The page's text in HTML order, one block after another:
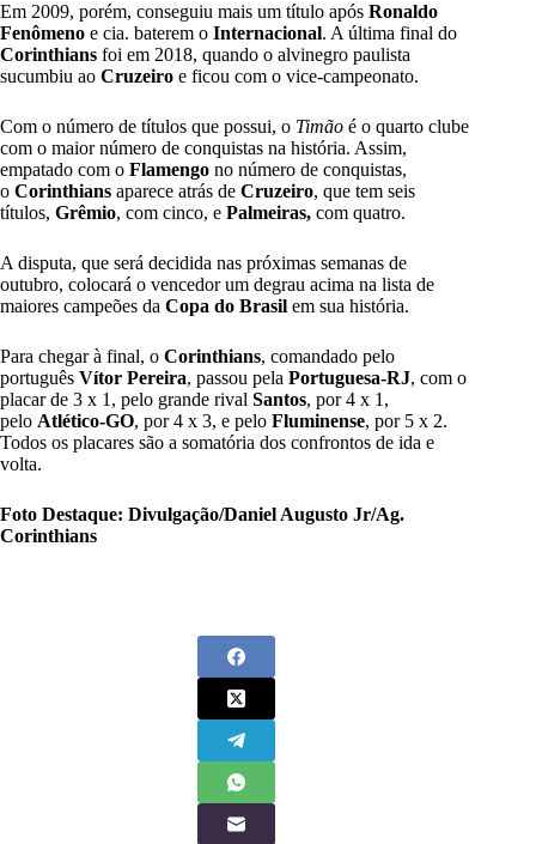
Em 2009, porém, conseguiu mais um título após Ronaldo
Fenômeno e cia. baterem o Internacional. A última final do
Corinthians foi em 2018, quando o alvinegro paulista
sucumbiu ao Cruzeiro e ficou com o vice-campeonato.
Com o número de títulos que possui, o Timão é o quarto clube
com o maior número de conquistas na história. Assim,
empatado com o Flamengo no número de conquistas,
o Corinthians aparece atrás de Cruzeiro, que tem seis
títulos, Grêmio, com cinco, e Palmeiras, com quatro.
A disputa, que será decidida nas próximas semanas de
outubro, colocará o vencedor um degrau acima na lista de
maiores campeões da Copa do Brasil em sua história.
Para chegar à final, o Corinthians, comandado pelo
português Vítor Pereira, passou pela Portuguesa-RJ, com o
placar de 3 x 1, pelo grande rival Santos, por 4 x 1,
pelo Atlético-GO, por 4 x 3, e pelo Fluminense, por 5 x 2.
Todos os placares são a somatória dos confrontos de ida e
volta.
Foto Destaque: Divulgação/Daniel Augusto Jr/Ag.
Corinthians